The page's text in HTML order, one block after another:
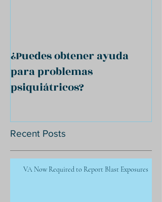
¿Puedes obtener ayuda
para problemas
psiquiátricos?
Recent Posts
VA Now Required to Report Blast Exposures